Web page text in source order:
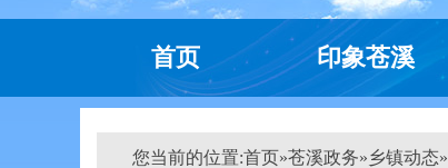
首页 印象苍溪
您当前的位置:首页»苍溪政务»乡镇动态»